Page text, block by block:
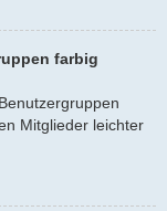
farbig
Mitglieder leichter